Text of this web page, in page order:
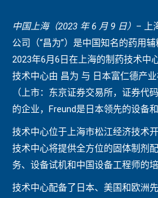
中国上海（2023 年6 月9 日） – 上
公司（“昌为”）是中国知名的药用
2023年6月6日在上海的制药技术中
技术中心由 昌为 与 日本富仁德产业
（上市：东京证券交易所，证券代
的企业，Freund是日本领先的设备
技术中心位于上海市松江经济技术
技术中心将提供全方位的固体制剂
务、设备试机和中国设备工程师的培
技术中心配备了日本、美国和欧洲